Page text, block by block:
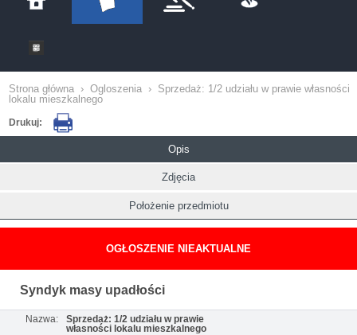
Strona główna › Ogloszenia › Sprzedaż: 1/2 udziału w prawie własności
lokalu mieszkalnego
Drukuj:
Opis
Zdjęcia
Położenie przedmiotu
OGŁOSZENIE NIEAKTUALNE
Syndyk masy upadłości
Nazwa:
Sprzedaż: 1/2 udziału w prawie
własności lokalu mieszkalnego